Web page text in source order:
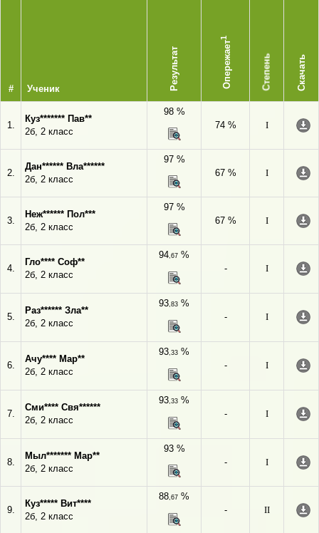
# Ученик Результат Опережает
1
Степень Скачать
1.
Куз******* Пав**
2б, 2 класс
98 %
74 %
I
2.
Дан****** Вла******
2б, 2 класс
97 %
67 %
I
3.
Неж****** Пол***
2б, 2 класс
97 %
67 %
I
4.
Гло**** Соф**
2б, 2 класс
94,67 %
-
I
5.
Раз****** Зла**
2б, 2 класс
93,83 %
-
I
6.
Ачу**** Мар**
2б, 2 класс
93,33 %
-
I
7.
Сми**** Свя******
2б, 2 класс
93,33 %
-
I
8.
Мыл******* Мар**
2б, 2 класс
93 %
-
I
9.
Куз***** Вит****
2б, 2 класс
88,67 %
-
II